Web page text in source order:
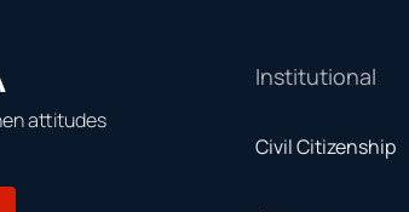
attitudes
Institutional
Civil Citizenship